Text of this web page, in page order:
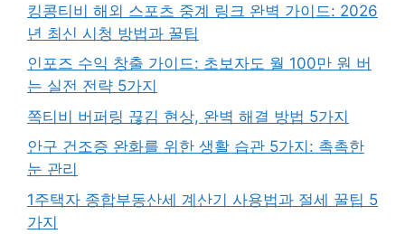
킹콩티비 해외 스포츠 중계 링크 완벽 가이드: 2026
년 최신 시청 방법과 꿀팁
인포즈 수익 창출 가이드: 초보자도 월 100만 원 버
는 실전 전략 5가지
쪽티비 버퍼링 끊김 현상, 완벽 해결 방법 5가지
안구 건조증 완화를 위한 생활 습관 5가지: 촉촉한
눈 관리
1주택자 종합부동산세 계산기 사용법과 절세 꿀팁 5
가지